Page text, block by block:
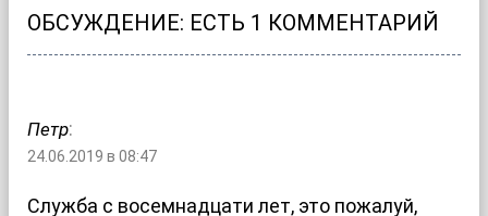
ОБСУЖДЕНИЕ: ЕСТЬ 1 КОММЕНТАРИЙ
Петр:
24.06.2019 в 08:47
Служба с восемнадцати лет, это пожалуй,